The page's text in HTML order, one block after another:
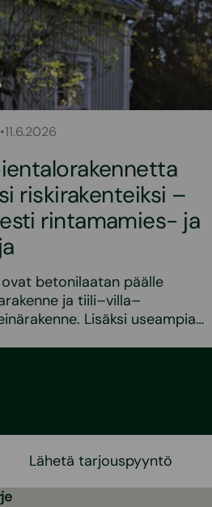
•11.6.2026
riskirakenteiksi –
rintamamies- ja
betonilaatan päälle
ja tiili–villa–
Lisäksi useampia…
Lähetä tarjouspyyntö